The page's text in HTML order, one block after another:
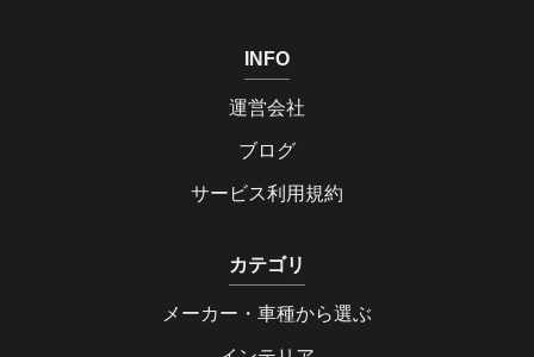
INFO
運営会社
ブログ
サービス利用規約
カテゴリ
メーカー・車種から選ぶ